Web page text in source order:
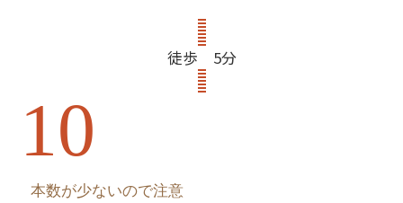
徒歩 5分
10
本数が少ないので注意